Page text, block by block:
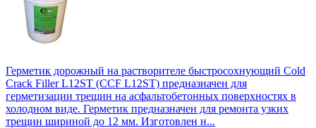
Герметик дорожный на растворителе быстросохнующий Cold
Crack Filler L12SТ (CCF L12SТ) предназначен для
герметизации трещин на асфальтобетонных поверхностях в
холодном виде. Герметик предназначен для ремонта узких
трещин шириной до 12 мм. Изготовлен н...